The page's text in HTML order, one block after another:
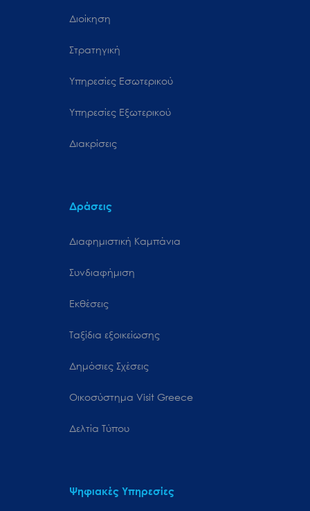
Διοίκηση
Στρατηγική
Υπηρεσίες Εσωτερικού
Υπηρεσίες Εξωτερικού
Διακρίσεις
Δράσεις
Διαφημιστική Καμπάνια
Συνδιαφήμιση
Εκθέσεις
Ταξίδια εξοικείωσης
Δημόσιες Σχέσεις
Oικοσύστημα Visit Greece
Δελτία Τύπου
Ψηφιακές Υπηρεσίες